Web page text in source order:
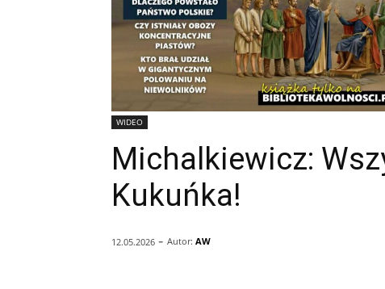
WIDEO
Michalkiewicz:
Kukuńka!
12.05.2026 - Autor: AW